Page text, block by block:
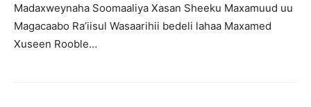
Madaxweynaha Soomaaliya Xasan Sheeku Maxamuud uu
Magacaabo Ra’iisul Wasaarihii bedeli lahaa Maxamed
Xuseen Rooble…